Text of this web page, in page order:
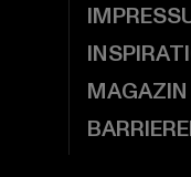
MAGAZIN